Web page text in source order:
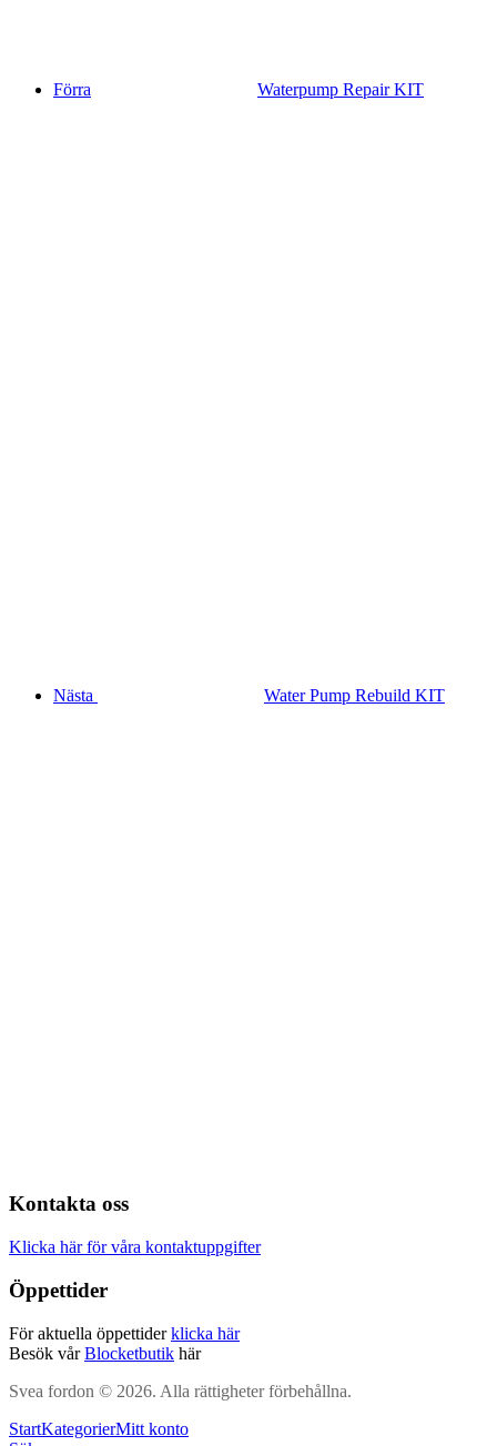
Förra Waterpump Repair KIT
Nästa Water Pump Rebuild KIT
Kontakta oss
Klicka här för våra kontaktuppgifter
Öppettider
För aktuella öppettiderklicka här
Besök vårBlocketbutik här
Svea fordon © 2026. Alla rättigheter förbehållna.
StartKategorierMitt konto